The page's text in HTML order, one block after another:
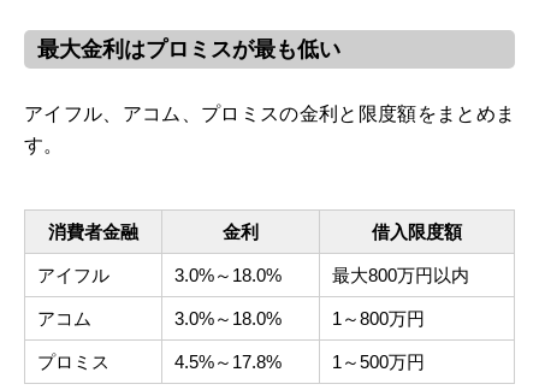
最大金利はプロミスが最も低い
アイフル、アコム、プロミスの金利と限度額をまとめま
す。
消費者金融 金利 借入限度額
アイフル 3.0%～18.0% 最大800万円以内
アコム 3.0%～18.0% 1～800万円
プロミス 4.5%～17.8% 1～500万円